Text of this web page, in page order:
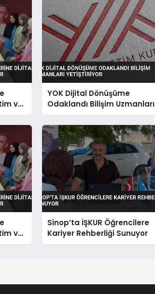
ve
YOK Dijital Dönüşüme
Odaklandı Bilişim Uzmanları
Yetiştiriyor
ve
Sinop’ta İŞKUR Öğrencilere
Kariyer Rehberliği Sunuyor